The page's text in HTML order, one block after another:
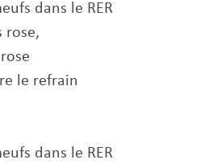
dans le RER
rose,
le refrain
dans le RER